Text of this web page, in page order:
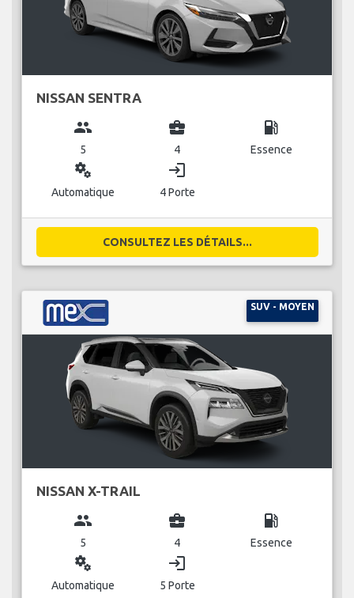
NISSAN SENTRA
group
5
business_center
4
local_gas_station
Essence
miscellaneous_services
Automatique
login
4 Porte
CONSULTEZ LES DÉTAILS...
SUV - MOYEN
NISSAN X-TRAIL
group
5
business_center
4
local_gas_station
Essence
miscellaneous_services
Automatique
login
5 Porte